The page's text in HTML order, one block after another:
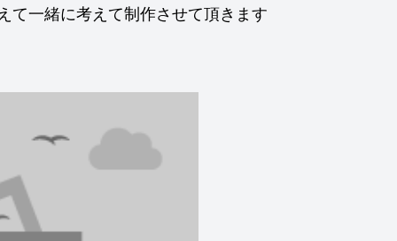
て一緒に考えて制作させて頂きます